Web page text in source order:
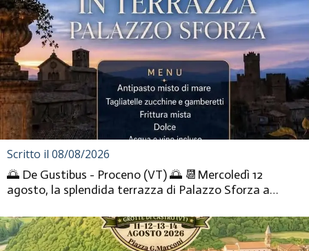
Scritto il 08/08/2026
🌅 De Gustibus - Proceno (VT) 🌅 📆Mercoledì 12
agosto, la splendida terrazza di Palazzo Sforza a